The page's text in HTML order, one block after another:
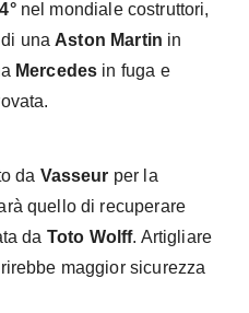
4°nel mondiale costruttori,
una Aston Martin in
Mercedes in fuga e
da Vasseur per la
quello di recuperare
da Toto Wolff. Artigliare
maggior sicurezza